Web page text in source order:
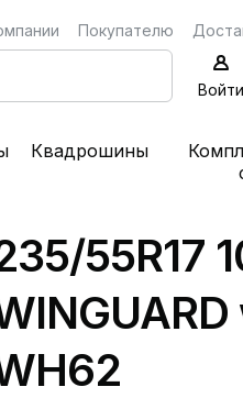
Покупателю
Войти
Квадрошины
55R17